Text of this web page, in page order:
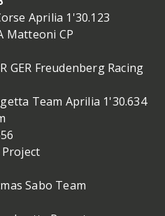
Aprilia 1'30.123
Matteoni CP
GER Freudenberg Racing
Team Aprilia 1'30.634
Project
Sabo Team